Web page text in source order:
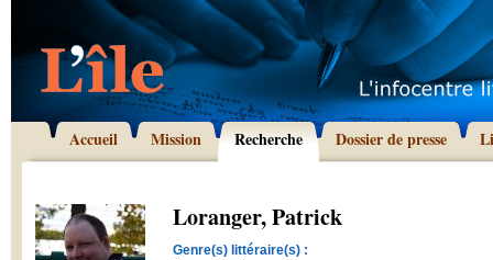
Accueil Mission Recherche Dossier de presse
Loranger, Patrick
Genre(s) littéraire(s) :